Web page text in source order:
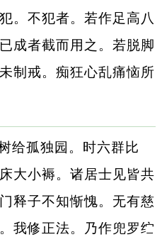
。不犯者。若作足高八
成者截而用之。若脱脚
制戒。痴狂心乱痛恼所
给孤独园。时六群比
大小褥。诸居士见皆共
释子不知惭愧。无有慈
我修正法。乃作兜罗纻